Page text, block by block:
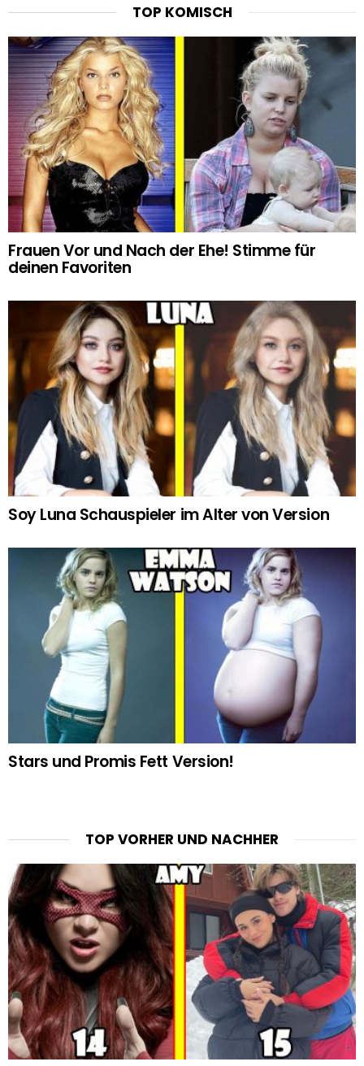
TOP KOMISCH
Frauen Vor und Nach der Ehe! Stimme für
deinen Favoriten
Soy Luna Schauspieler im Alter von Version
Stars und Promis Fett Version!
TOP VORHER UND NACHHER